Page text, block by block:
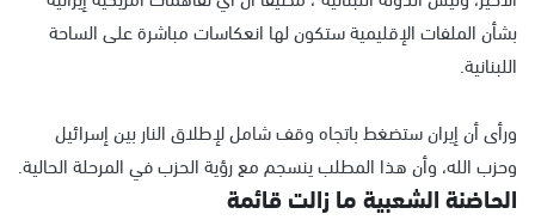
بشأن الملفات الإقليمية ستكون لها انعكاسات مباشرة على الساحة
اللبنانية.
ورأى أن إيران ستضغط باتجاه وقف شامل لإطلاق النار بين إسرائيل
وحزب الله، وأن هذا المطلب ينسجم مع رؤية الحزب في المرحلة الحالية.
الحاضنة الشعبية ما زالت قائمة